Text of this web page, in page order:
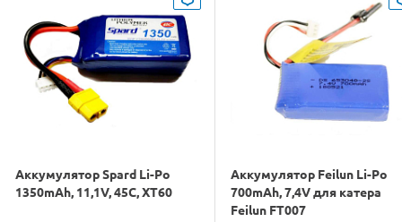
Аккумулятор Spard Li-Po
1350mAh, 11,1V, 45C, XT60
Аккумулятор Feilun Li-Po
700mAh, 7,4V для катера
Feilun FT007